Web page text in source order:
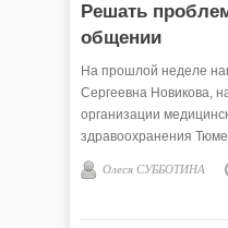
Решать
общении
На прошлой неделе
Сергеевна Новикова,
организации
здравоохранения
Леонидович
больницы № 4 (г.
Олеся СУББОТИНА